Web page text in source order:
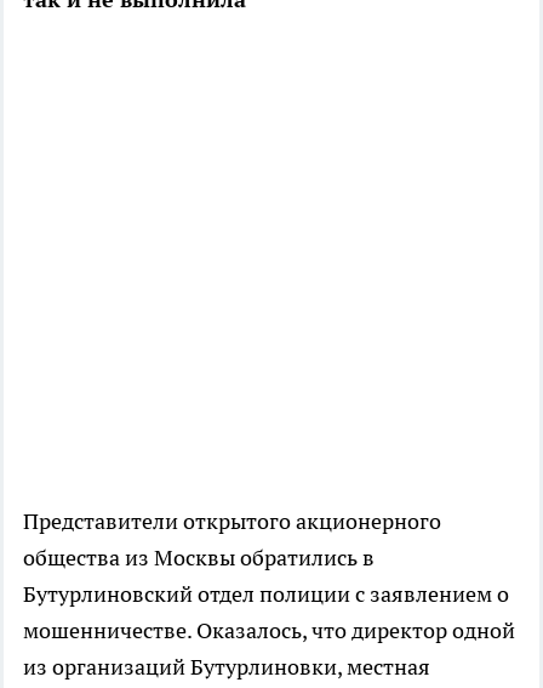
Представители открытого акционерного
общества из Москвы обратились в
Бутурлиновский отдел полиции с заявлением о
мошенничестве. Оказалось, что директор одной
из организаций Бутурлиновки, местная